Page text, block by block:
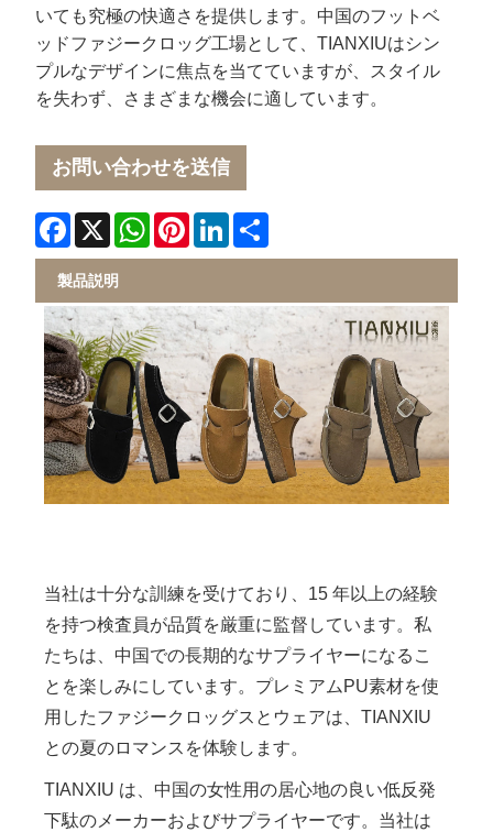
いても究極の快適さを提供します。中国のフットベ
ッドファジークロッグ工場として、TIANXIUはシン
プルなデザインに焦点を当てていますが、スタイル
を失わず、さまざまな機会に適しています。
お問い合わせを送信
Facebook
X WhatsApp
PinterestLinkedIn
製品説明
当社は十分な訓練を受けており、15 年以上の経験
を持つ検査員が品質を厳重に監督しています。私
たちは、中国での長期的なサプライヤーになるこ
とを楽しみにしています。プレミアムPU素材を使
用したファジークロッグスとウェアは、TIANXIU
との夏のロマンスを体験します。
TIANXIU は、中国の女性用の居心地の良い低反発
下駄のメーカーおよびサプライヤーです。当社は